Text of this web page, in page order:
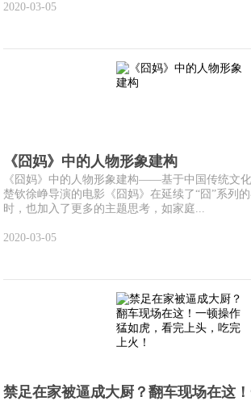
2020-03-05
《囧妈》中的人物形象建构
《囧妈》中的人物形象建构——基于中国传统文
楚钦徐峥导演的电影《囧妈》在延续了“囧”系列
时，也加入了更多的主题思考，如家庭...
2020-03-05
禁足在家被逼成大厨？翻车现场在这